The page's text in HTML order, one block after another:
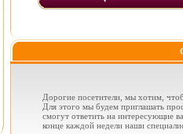
Дорогие посетители, мы хотим,
Для этого мы будем приглашать
смогут ответить на интересующие
конце каждой недели наши